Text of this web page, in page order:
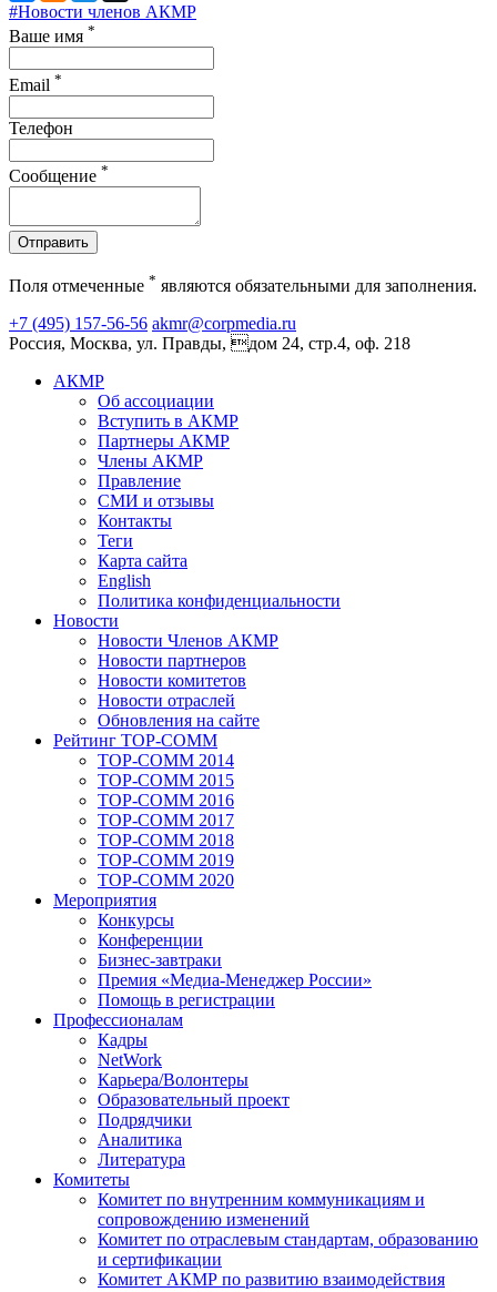
#Новости членов АКМР
Ваше имя *
Email *
Телефон
Сообщение *
Отправить
Поля отмеченные * являются обязательными для заполнения.
+7 (495) 157-56-56 akmr@corpmedia.ru
Россия, Москва, ул. Правды, дом 24, стр.4, оф. 218
АКМР
Об ассоциации
Вступить в АКМР
Партнеры АКМР
Члены АКМР
Правление
СМИ и отзывы
Контакты
Теги
Карта сайта
English
Политика конфиденциальности
Новости
Новости Членов АКМР
Новости партнеров
Новости комитетов
Новости отраслей
Обновления на сайте
Рейтинг TOP-COMM
TOP-COMM 2014
TOP-COMM 2015
TOP-COMM 2016
TOP-COMM 2017
TOP-COMM 2018
TOP-COMM 2019
TOP-COMM 2020
Мероприятия
Конкурсы
Конференции
Бизнес-завтраки
Премия «Медиа-Менеджер России»
Помощь в регистрации
Профессионалам
Кадры
NetWork
Карьера/Волонтеры
Образовательный проект
Подрядчики
Аналитика
Литература
Комитеты
Комитет по внутренним коммуникациям и
сопровождению изменений
Комитет по отраслевым стандартам, образованию
и сертификации
Комитет АКМР по развитию взаимодействия